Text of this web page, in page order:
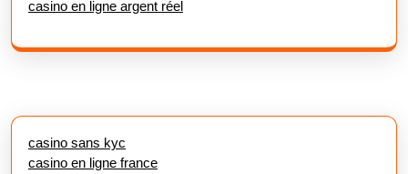
casino en ligne argent réel
casino sans kyc
casino en ligne france